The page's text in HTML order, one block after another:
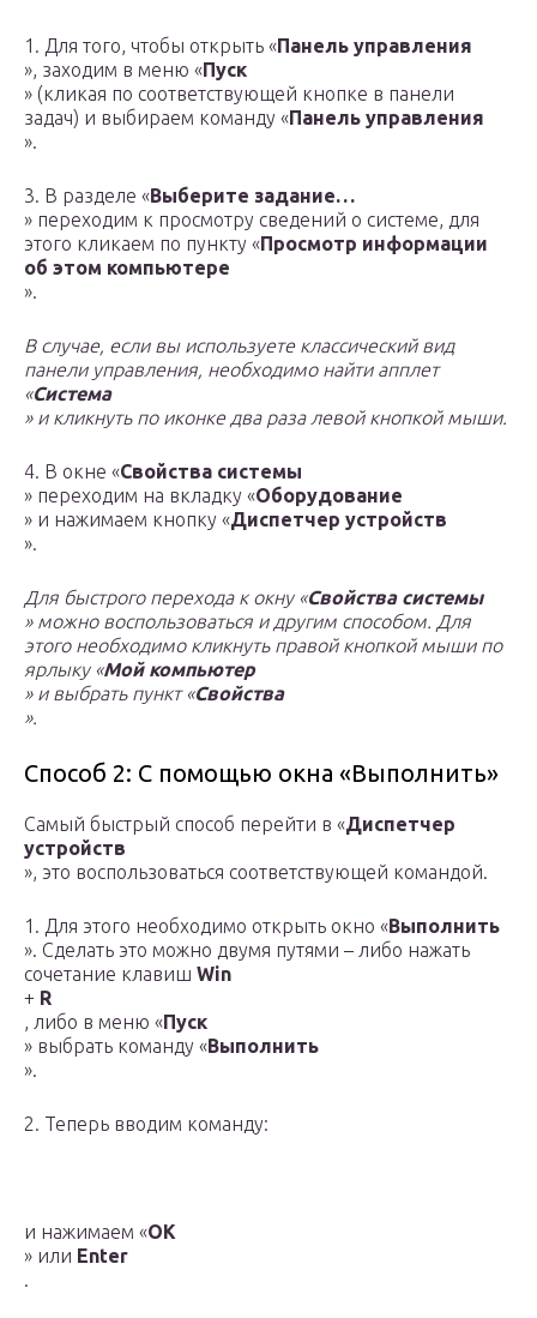
1. Для того, чтобы открыть «Панель управления
», заходим в меню «Пуск
» (кликая по соответствующей кнопке в панели
задач) и выбираем команду «Панель управления
».
3. В разделе «Выберите задание…
» переходим к просмотру сведений о системе, для
этого кликаем по пункту «Просмотр информации
об этом компьютере
».
В случае, если вы используете классический вид
панели управления, необходимо найти апплет
«Система
» и кликнуть по иконке два раза левой кнопкой мыши.
4. В окне «Свойства системы
» переходим на вкладку «Оборудование
» и нажимаем кнопку «Диспетчер устройств
».
Для быстрого перехода к окну «Свойства системы
» можно воспользоваться и другим способом. Для
этого необходимо кликнуть правой кнопкой мыши по
ярлыку «Мой компьютер
» и выбрать пункт «Свойства
».
Способ 2: С помощью окна «Выполнить»
Самый быстрый способ перейти в «Диспетчер
устройств
», это воспользоваться соответствующей командой.
1. Для этого необходимо открыть окно «Выполнить
». Сделать это можно двумя путями – либо нажать
сочетание клавиш Win
+ R
, либо в меню «Пуск
» выбрать команду «Выполнить
».
2. Теперь вводим команду:
и нажимаем «ОК
» или Enter
.